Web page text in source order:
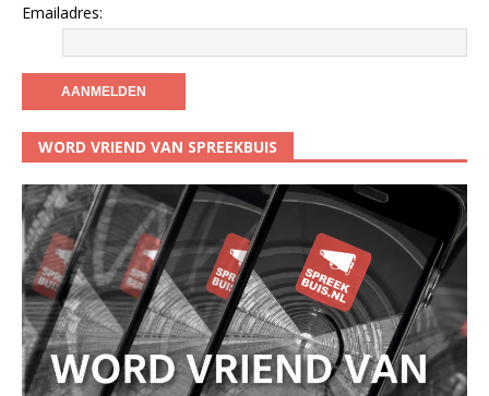
Emailadres:
WORD VRIEND VAN SPREEKBUIS